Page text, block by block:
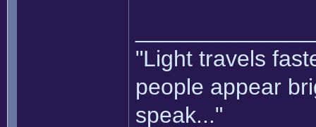
"Light travels
people appear
speak..."